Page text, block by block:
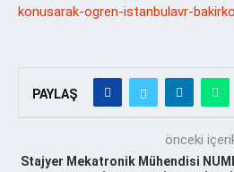
konusarak-ogren-istanbulavr-
PAYLAŞ
önceki
Stajyer Mekatronik Mühendisi